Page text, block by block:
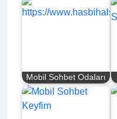
Mobil Sohbet Odaları